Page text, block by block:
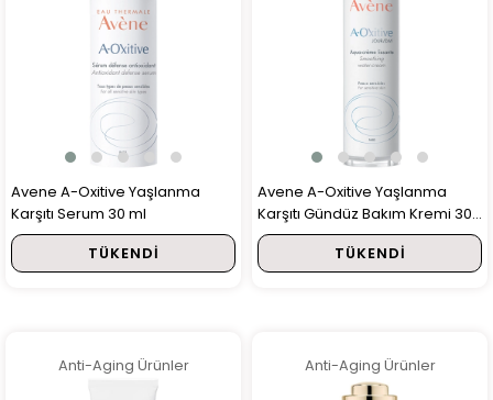
Avene A-Oxitive Yaşlanma
Karşıtı Serum 30 ml
TÜKENDI
Avene A-Oxitive Yaşlanma
Karşıtı Gündüz Bakım Kremi 30
ml
TÜKENDI
Anti-Aging Ürünler Anti-Aging Ürünler